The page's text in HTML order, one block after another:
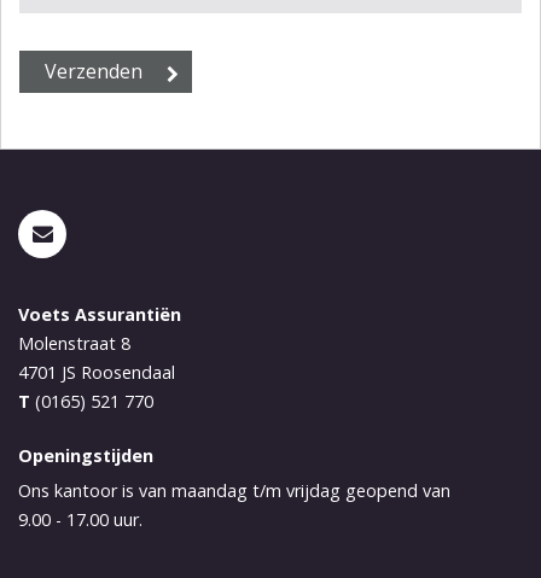
Voets Assurantiën
Molenstraat 8
4701 JS Roosendaal
T (0165) 521 770
Openingstijden
Ons kantoor is van maandag t/m vrijdag geopend van
9.00 - 17.00 uur.